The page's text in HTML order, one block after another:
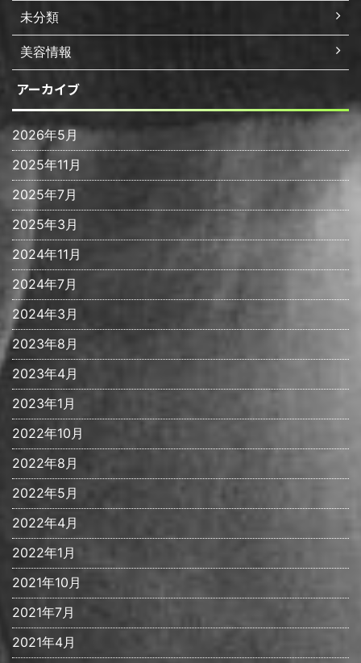
未分類
美容情報
アーカイブ
2026年5月
2025年11月
2025年7月
2025年3月
2024年11月
2024年7月
2024年3月
2023年8月
2023年4月
2023年1月
2022年10月
2022年8月
2022年5月
2022年4月
2022年1月
2021年10月
2021年7月
2021年4月